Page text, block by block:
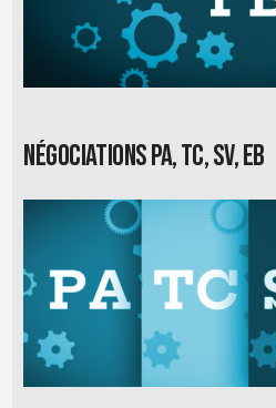
Négociations PA, TC, SV, EB